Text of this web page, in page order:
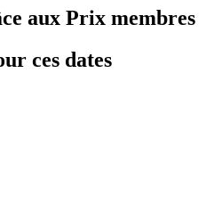
aux Prix membres
ces dates